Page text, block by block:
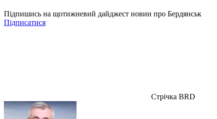
Підпишись на щотижневий дайджест новин про Бердянськ
Підписатися
Стрічка BRD